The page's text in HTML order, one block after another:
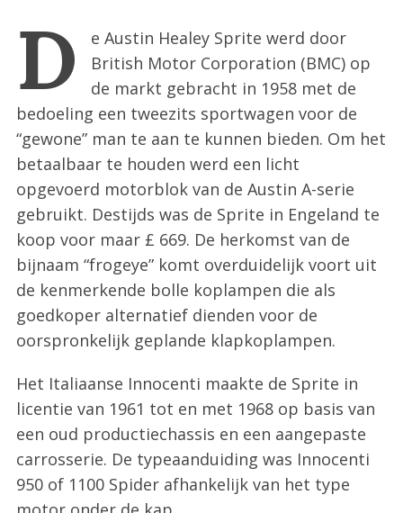
r
:
D
e Austin Healey Sprite werd door
British Motor Corporation (BMC) op
de markt gebracht in 1958 met de
bedoeling een tweezits sportwagen voor de
“gewone” man te aan te kunnen bieden. Om het
betaalbaar te houden werd een licht
opgevoerd motorblok van de Austin A-serie
gebruikt. Destijds was de Sprite in Engeland te
koop voor maar £ 669. De herkomst van de
bijnaam “frogeye” komt overduidelijk voort uit
de kenmerkende bolle koplampen die als
goedkoper alternatief dienden voor de
oorspronkelijk geplande klapkoplampen.
Het Italiaanse Innocenti maakte de Sprite in
licentie van 1961 tot en met 1968 op basis van
een oud productiechassis en een aangepaste
carrosserie. De typeaanduiding was Innocenti
950 of 1100 Spider afhankelijk van het type